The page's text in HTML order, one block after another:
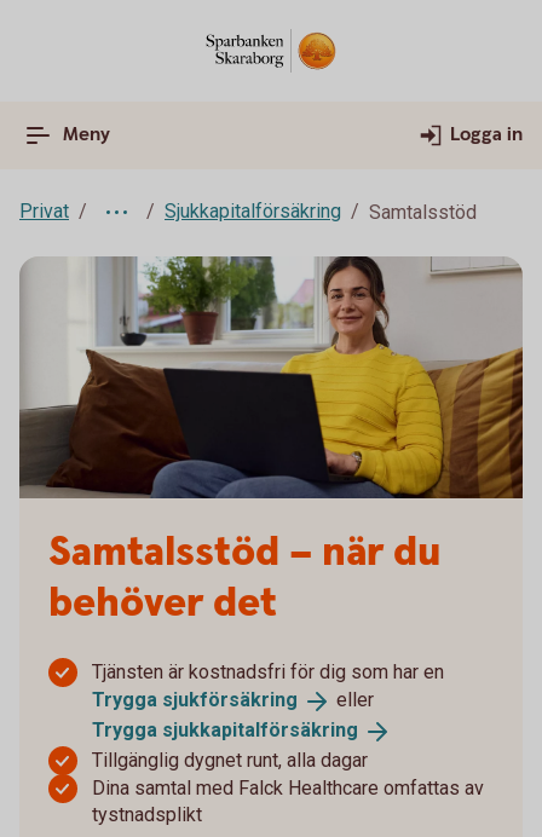
Meny Logga in
Privat Sjukkapitalförsäkring Samtalsstöd
Samtalsstöd – när du
behöver det
Tjänsten är kostnadsfri för dig som har en
Trygga sjukförsäkring
eller
Trygga sjukkapitalförsäkring
Tillgänglig dygnet runt, alla dagar
Dina samtal med Falck Healthcare omfattas av
tystnadsplikt